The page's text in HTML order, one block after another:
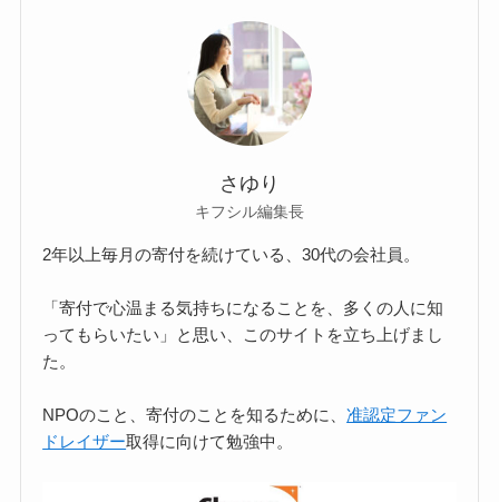
さゆり
キフシル編集長
2年以上毎月の寄付を続けている、30代の会社員。
「寄付で心温まる気持ちになることを、多くの人に知
ってもらいたい」と思い、このサイトを立ち上げまし
た。
NPOのこと、寄付のことを知るために、准認定ファン
ドレイザー取得に向けて勉強中。